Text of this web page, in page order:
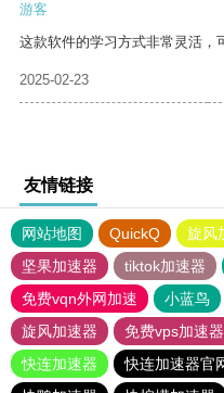
游客
这款软件的学习方式非常灵活，
2025-02-23
友情链接
网站地图 QuickQ 旋风
坚果加速器
tiktok加速器
免费vqn外网加速
小蓝鸟
旋风加速器
免费vps加速
快连加速器
快连加速器官